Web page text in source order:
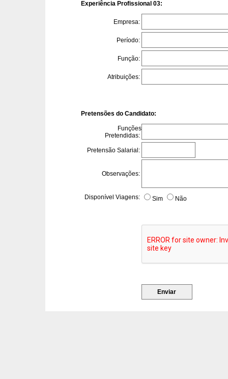
Experiência Profissional 03:
Empresa:
Período:
Função:
Atribuições:
Pretensões do Candidato:
Funções
Pretendidas:
Pretensão Salarial:
Observações:
Disponível Viagens: Sim Não